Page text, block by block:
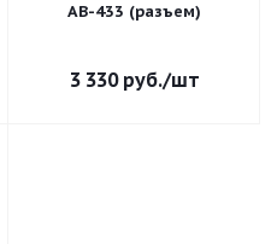
АВ-433 (разъем)
3 330руб./шт